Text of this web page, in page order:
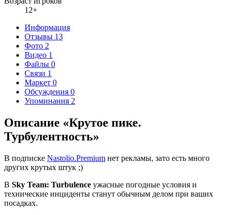
12+
Информация
Отзывы 13
Фото 2
Видео 1
Файлы 0
Связи 1
Маркет 0
Обсуждения 0
Упоминания 2
Описание «Крутое пике.
Турбулентность»
В подписке Nastolio.Premium нет рекламы, зато есть много
других крутых штук ;)
В Sky Team: Turbulence ужасные погодные условия и
технические инциденты станут обычным делом при ваших
посадках.